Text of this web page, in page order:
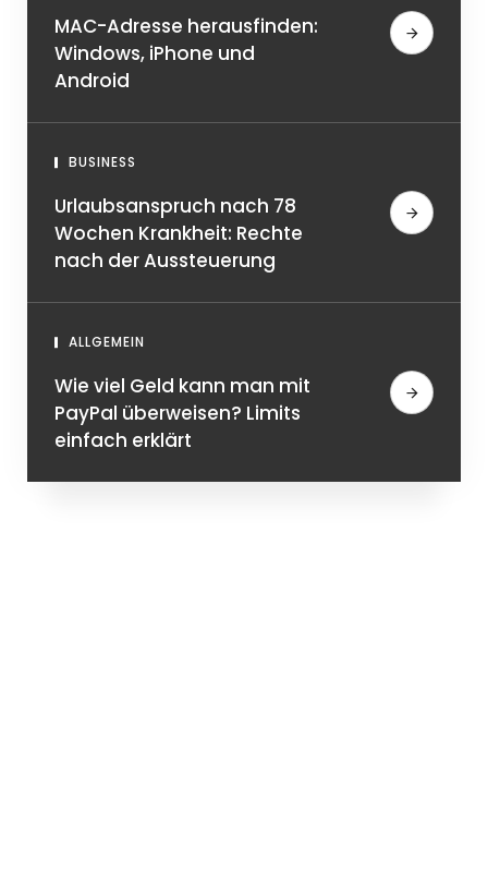
MAC-Adresse herausfinden:
Windows, iPhone und
Android
BUSINESS
Urlaubsanspruch nach 78
Wochen Krankheit: Rechte
nach der Aussteuerung
ALLGEMEIN
Wie viel Geld kann man mit
PayPal überweisen? Limits
einfach erklärt